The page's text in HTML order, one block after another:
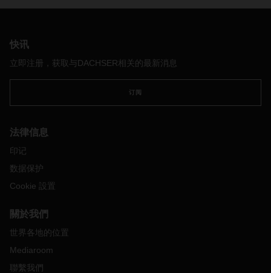
快讯
立即注册，获取与DACHSER相关的最新消息
订阅
法律信息
印记
数据保护
Cookie 設置
關於我們
世界各地的位置
Mediaroom
聯繫我們